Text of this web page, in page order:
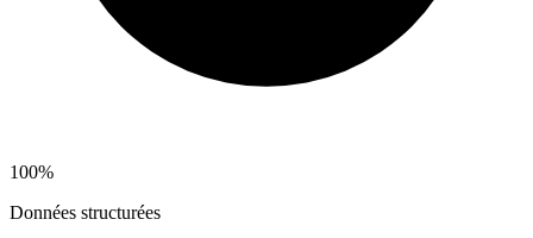
100%
Données structurées